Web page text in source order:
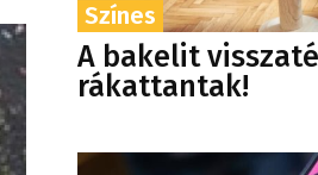
Színes
A bakelit
rákattantak!